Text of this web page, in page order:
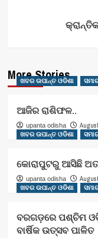
More Stories
ଖବର ଉପାନ୍ତ ଓଡିଶା
ଆଜିର ରାଶିଫଳ..
upanta odisha
ଖବର ଉପାନ୍ତ ଓଡିଶା
କୋରାପୁଟରୁ ଆସିଛି
upanta odisha
ଖବର ଉପାନ୍ତ ଓଡିଶା
ବରଗଡ଼ରେ ପଶ୍ଚିମ
ବାର୍ଷିକ ଉତ୍ସବ ପାଳିତ